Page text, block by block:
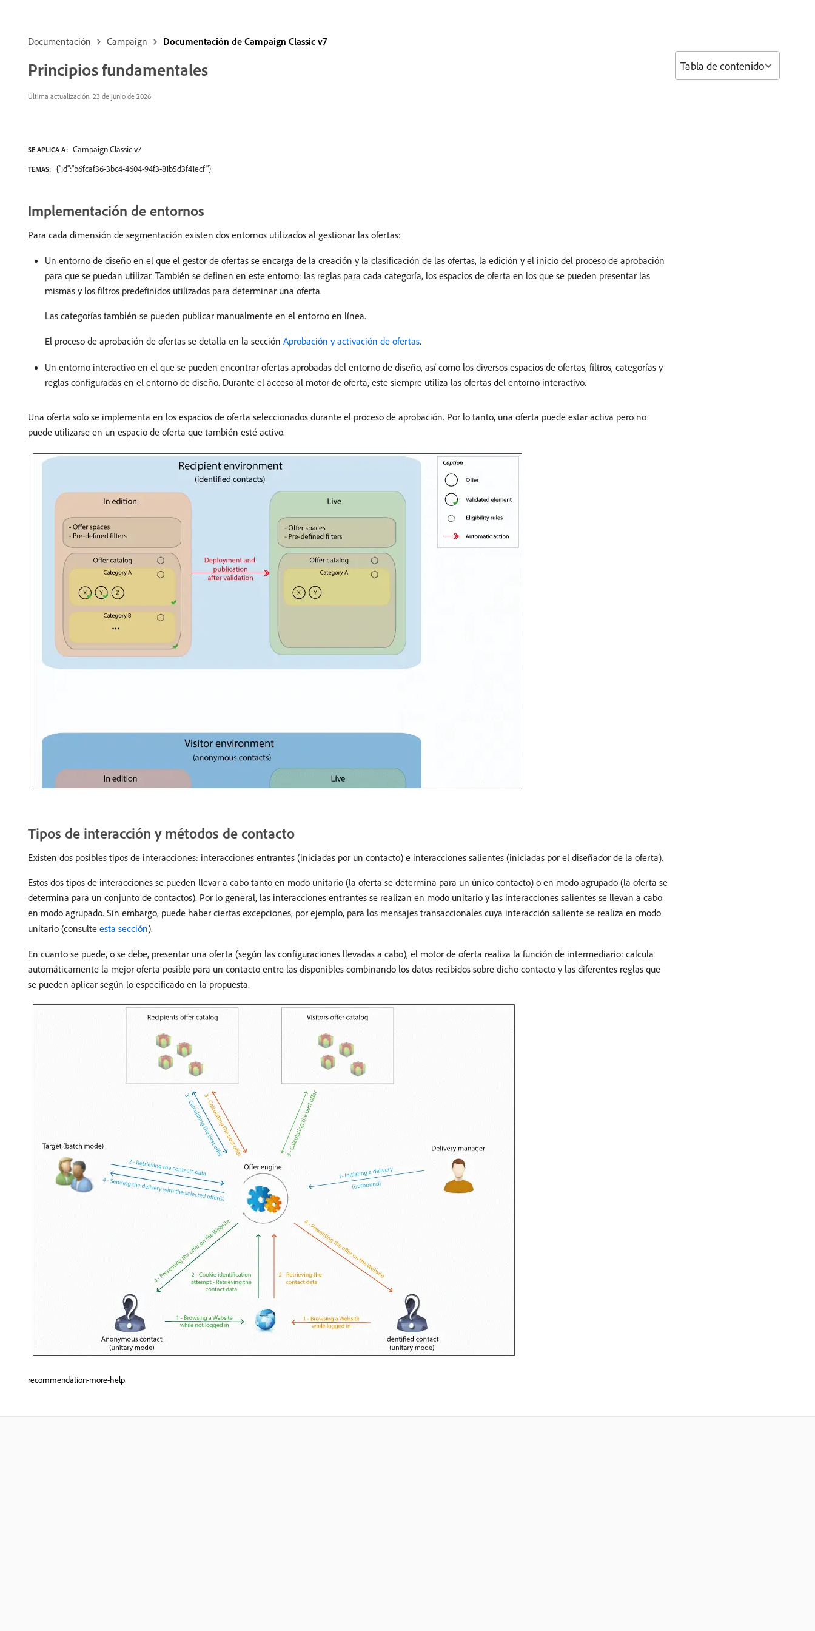
Documentación Campaign Documentación de Campaign Classic v7
Principios fundamentales
Última actualización: 23 de junio de 2026
SE APLICA A: Campaign Classic v7
TEMAS: {"id":"b6fcaf36-3bc4-4604-94f3-81b5d3f41ecf"}
Implementación de entornos
Para cada dimensión de segmentación existen dos entornos utilizados al gestionar las ofertas:
Un entorno de diseño en el que el gestor de ofertas se encarga de la creación y la clasificación de las ofertas, la edición y el inicio del proceso de aprobación
para que se puedan utilizar. También se definen en este entorno: las reglas para cada categoría, los espacios de oferta en los que se pueden presentar las
mismas y los filtros predefinidos utilizados para determinar una oferta.
Las categorías también se pueden publicar manualmente en el entorno en línea.
El proceso de aprobación de ofertas se detalla en la sección Aprobación y activación de ofertas.
Un entorno interactivo en el que se pueden encontrar ofertas aprobadas del entorno de diseño, así como los diversos espacios de ofertas, filtros, categorías y
reglas configuradas en el entorno de diseño. Durante el acceso al motor de oferta, este siempre utiliza las ofertas del entorno interactivo.
Una oferta solo se implementa en los espacios de oferta seleccionados durante el proceso de aprobación. Por lo tanto, una oferta puede estar activa pero no
puede utilizarse en un espacio de oferta que también esté activo.
Tipos de interacción y métodos de contacto
Existen dos posibles tipos de interacciones: interacciones entrantes (iniciadas por un contacto) e interacciones salientes (iniciadas por el diseñador de la oferta).
Estos dos tipos de interacciones se pueden llevar a cabo tanto en modo unitario (la oferta se determina para un único contacto) o en modo agrupado (la oferta se
determina para un conjunto de contactos). Por lo general, las interacciones entrantes se realizan en modo unitario y las interacciones salientes se llevan a cabo
en modo agrupado. Sin embargo, puede haber ciertas excepciones, por ejemplo, para los mensajes transaccionales cuya interacción saliente se realiza en modo
unitario (consulte esta sección).
En cuanto se puede, o se debe, presentar una oferta (según las configuraciones llevadas a cabo), el motor de oferta realiza la función de intermediario: calcula
automáticamente la mejor oferta posible para un contacto entre las disponibles combinando los datos recibidos sobre dicho contacto y las diferentes reglas que
se pueden aplicar según lo especificado en la propuesta.
recommendation-more-help
Tabla de contenido